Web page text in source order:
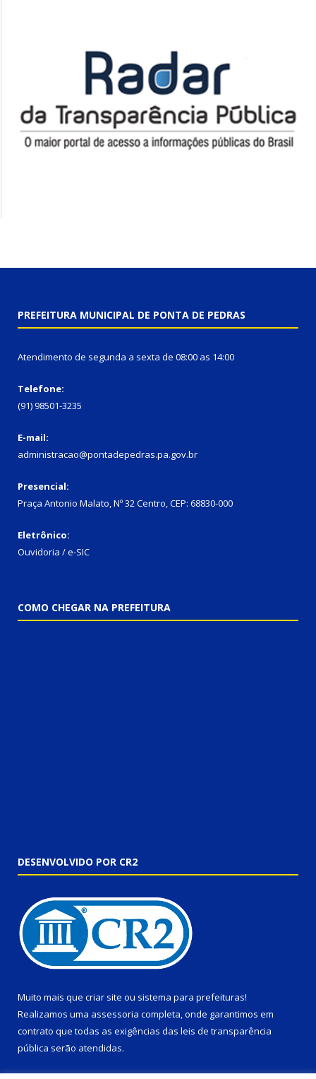
PREFEITURA MUNICIPAL DE PONTA DE PEDRAS
Atendimento de segunda a sexta de 08:00 as 14:00
Telefone:
(91) 98501-3235
E-mail:
administracao@pontadepedras.pa.gov.br
Presencial:
Praça Antonio Malato, Nº 32 Centro, CEP: 68830-000
Eletrônico:
Ouvidoria / e-SIC
COMO CHEGAR NA PREFEITURA
DESENVOLVIDO POR CR2
Muito mais que criar site ou sistema para prefeituras!
Realizamos uma assessoria completa, onde garantimos em
contrato que todas as exigências das leis de transparência
pública serão atendidas.